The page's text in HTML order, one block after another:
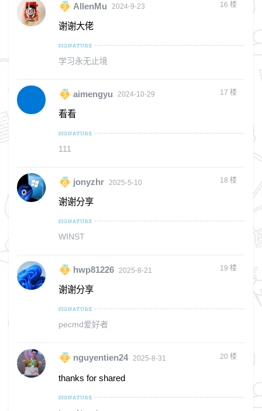
AllenMu 2024-9-23 16 楼
谢谢大佬
学习永无止境
aimengyu 2024-10-29 17 楼
看看
111
jonyzhr 2025-5-10 18 楼
谢谢分享
WINST
hwp81226 2025-8-21 19 楼
谢谢分享
pecmd爱好者
nguyentien24 2025-8-31 20 楼
thanks for shared